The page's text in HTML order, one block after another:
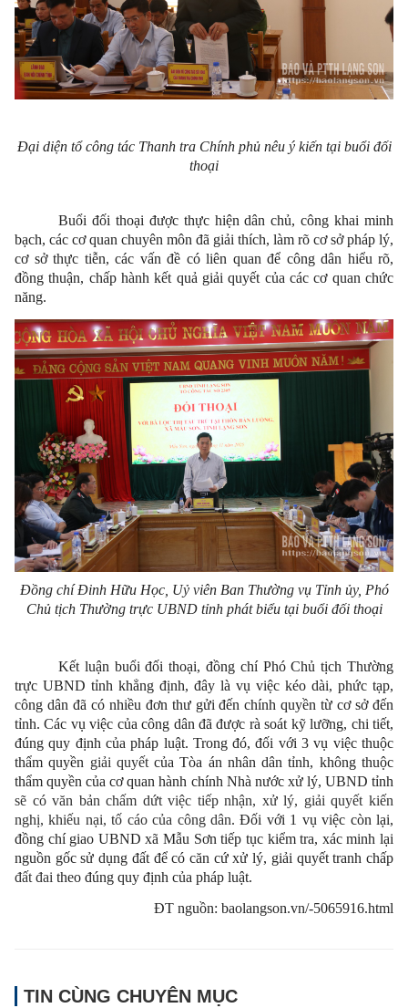
Đại diện tổ công tác Thanh tra Chính phủ nêu ý kiến tại buổi đối
thoại
Buổi đối thoại được thực hiện dân chủ, công khai minh
bạch, các cơ quan chuyên môn đã giải thích, làm rõ cơ sở pháp lý,
cơ sở thực tiễn, các vấn đề có liên quan để công dân hiểu rõ,
đồng thuận, chấp hành kết quả giải quyết của các cơ quan chức
năng.
Đồng chí Đinh Hữu Học, Uỷ viên Ban Thường vụ Tỉnh ủy, Phó
Chủ tịch Thường trực UBND tỉnh phát biểu tại buổi đối thoại
Kết luận buổi đối thoại, đồng chí Phó Chủ tịch Thường
trực UBND tỉnh khẳng định, đây là vụ việc kéo dài, phức tạp,
công dân đã có nhiều đơn thư gửi đến chính quyền từ cơ sở đến
tỉnh. Các vụ việc của công dân đã được rà soát kỹ lưỡng, chi tiết,
đúng quy định của pháp luật. Trong đó, đối với 3 vụ việc thuộc
thẩm quyền giải quyếtcủa Tòa án nhân dân tỉnh, không thuộc
thẩm quyền của cơ quan hành chính Nhà nước xử lý, UBND tỉnh
sẽ có văn bản chấm dứt việc tiếp nhận, xử lý, giải quyết kiến
nghị, khiếu nại, tố cáo của công dân. Đối với 1 vụ việc còn lại,
đồng chí giao UBND xã Mẫu Sơn tiếp tục kiểm tra, xác minh lại
nguồn gốc sử dụng đất để có căn cứ xử lý, giải quyết tranh chấp
đất đai theo đúng quy định của pháp luật.
ĐT nguồn: baolangson.vn/-5065916.html
TIN CÙNG CHUYÊN MỤC